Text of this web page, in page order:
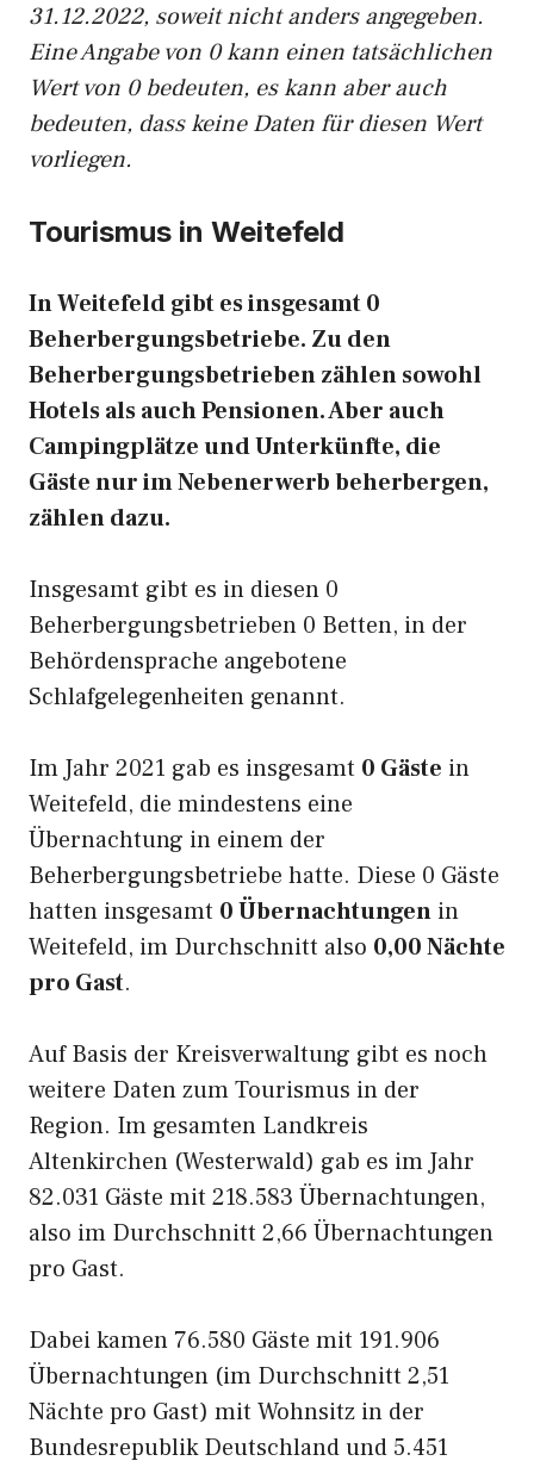
31.12.2022, soweit nicht anders angegeben.
Eine Angabe von 0 kann einen tatsächlichen
Wert von 0 bedeuten, es kann aber auch
bedeuten, dass keine Daten für diesen Wert
vorliegen.
Tourismus in Weitefeld
In Weitefeld gibt es insgesamt 0
Beherbergungsbetriebe. Zu den
Beherbergungsbetrieben zählen sowohl
Hotels als auch Pensionen. Aber auch
Campingplätze und Unterkünfte, die
Gäste nur im Nebenerwerb beherbergen,
zählen dazu.
Insgesamt gibt es in diesen 0
Beherbergungsbetrieben 0 Betten, in der
Behördensprache angebotene
Schlafgelegenheiten genannt.
Im Jahr 2021 gab es insgesamt 0 Gäste in
Weitefeld, die mindestens eine
Übernachtung in einem der
Beherbergungsbetriebe hatte. Diese 0 Gäste
hatten insgesamt 0 Übernachtungen in
Weitefeld, im Durchschnitt also 0,00 Nächte
pro Gast.
Auf Basis der Kreisverwaltung gibt es noch
weitere Daten zum Tourismus in der
Region. Im gesamten Landkreis
Altenkirchen (Westerwald) gab es im Jahr
82.031 Gäste mit 218.583 Übernachtungen,
also im Durchschnitt 2,66 Übernachtungen
pro Gast.
Dabei kamen 76.580 Gäste mit 191.906
Übernachtungen (im Durchschnitt 2,51
Nächte pro Gast) mit Wohnsitz in der
Bundesrepublik Deutschland und 5.451